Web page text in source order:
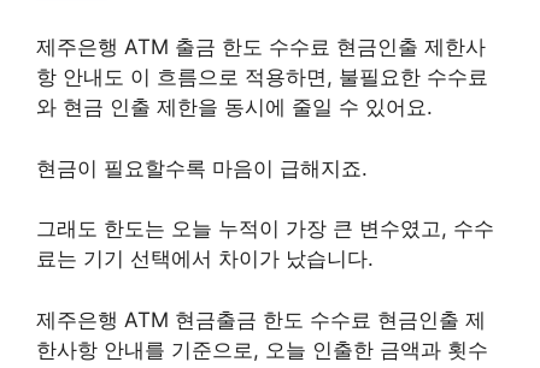
제주은행 ATM 출금 한도 수수료 현금인출 제한사
항 안내도 이 흐름으로 적용하면, 불필요한 수수료
와 현금 인출 제한을 동시에 줄일 수 있어요.
현금이 필요할수록 마음이 급해지죠.
그래도 한도는 오늘 누적이 가장 큰 변수였고, 수수
료는 기기 선택에서 차이가 났습니다.
제주은행 ATM 현금출금 한도 수수료 현금인출 제
한사항 안내를 기준으로, 오늘 인출한 금액과 횟수